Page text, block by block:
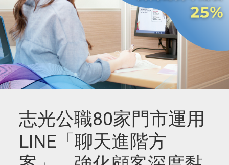
志光公職80家門市運用
LINE「聊天進階方